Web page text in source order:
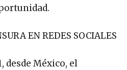
EN REDES SOCIALES
desde México, el